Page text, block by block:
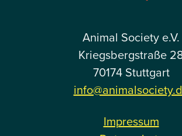
Animal Society e.V.
Kriegsbergstraße
70174 Stuttgart
Impressum